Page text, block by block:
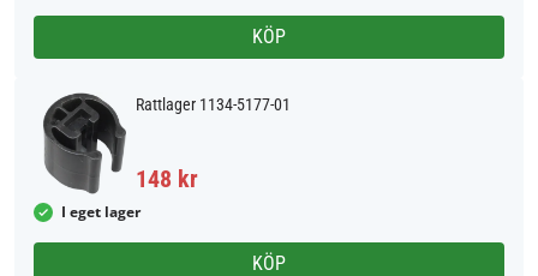
KÖP
Rattlager 1134-5177-01
148 kr
I eget lager
KÖP